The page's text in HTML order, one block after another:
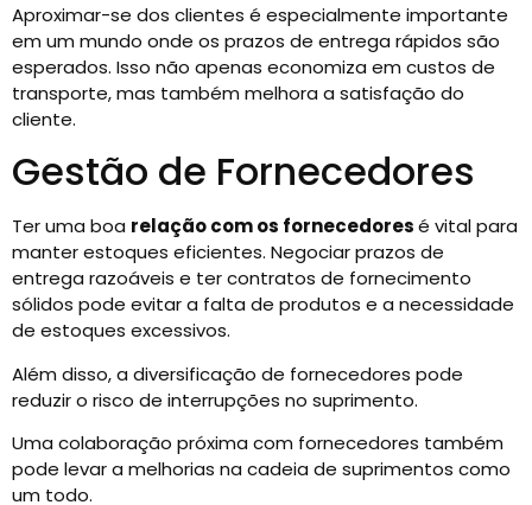
Aproximar-se dos clientes é especialmente importante
em um mundo onde os prazos de entrega rápidos são
esperados. Isso não apenas economiza em custos de
transporte, mas também melhora a satisfação do
cliente.
Gestão de Fornecedores
Ter uma boa relação com os fornecedoresé vital para
manter estoques eficientes. Negociar prazos de
entrega razoáveis e ter contratos de fornecimento
sólidos pode evitar a falta de produtos e a necessidade
de estoques excessivos.
Além disso, a diversificação de fornecedores pode
reduzir o risco de interrupções no suprimento.
Uma colaboração próxima com fornecedores também
pode levar a melhorias na cadeia de suprimentos como
um todo.